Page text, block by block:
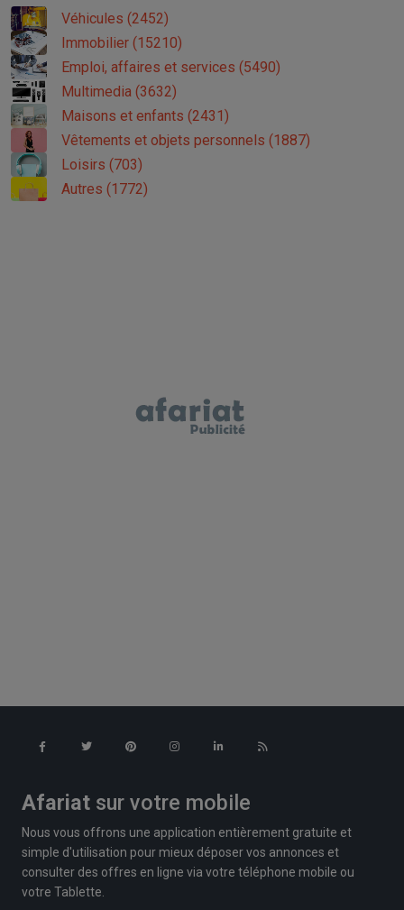
Véhicules (2452)
Immobilier (15210)
Emploi, affaires et services (5490)
Multimedia (3632)
Maisons et enfants (2431)
Vêtements et objets personnels (1887)
Loisirs (703)
Autres (1772)
Afariat sur votre mobile
Nous vous offrons une application entièrement gratuite et
simple d'utilisation pour mieux déposer vos annonces et
consulter des offres en ligne via votre téléphone mobile ou
votre Tablette.